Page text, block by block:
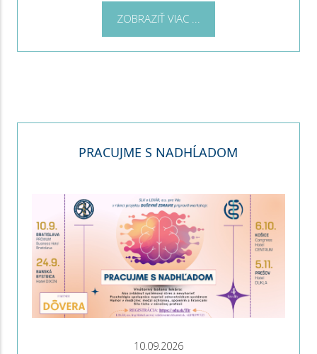
ZOBRAZIŤ VIAC ...
PRACUJME S NADHĹADOM
10.09.2026